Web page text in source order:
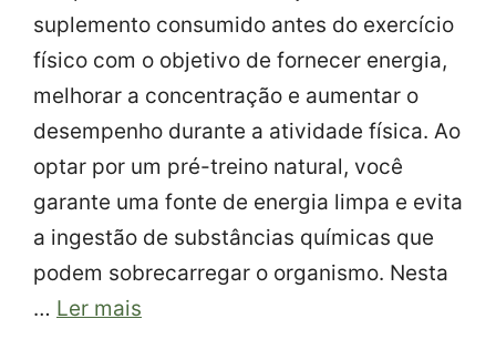
suplemento consumido antes do exercício
físico com o objetivo de fornecer energia,
melhorar a concentração e aumentar o
desempenho durante a atividade física. Ao
optar por um pré-treino natural, você
garante uma fonte de energia limpa e evita
a ingestão de substâncias químicas que
podem sobrecarregar o organismo. Nesta
… Ler mais